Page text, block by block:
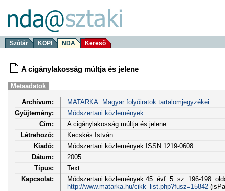
Szótár KOPI NDA Kereső
A cigánylakosság múltja és jelene
Metaadatok
Archívum:
MATARKA: Magyar folyóiratok tartalomjegyzékei
Gyűjtemény:
Módszertani közlemények
Cím:
A cigánylakosság múltja és jelene
Létrehozó:
Kecskés István
Kiadó:
Módszertani közlemények ISSN 1219-0608
Dátum:
2005
Típus:
Text
Kapcsolat:
Módszertani közlemények 45. évf. 5. sz. 196-198.
http://www.matarka.hu/cikk_list.php?fusz=15842